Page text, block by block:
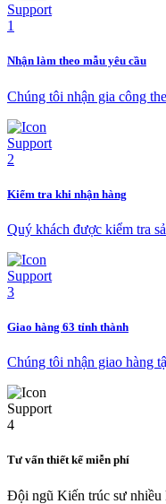
Nhận làm theo mẫu yêu cầu
Chúng tôi nhận gia công
Kiểm tra khi nhận hàng
Quý khách được kiểm tra
Giao hàng 63 tỉnh thành
Chúng tôi nhận giao hàng
Tư vấn thiết kế miễn phí
Đội ngũ Kiến trúc sư nhiều